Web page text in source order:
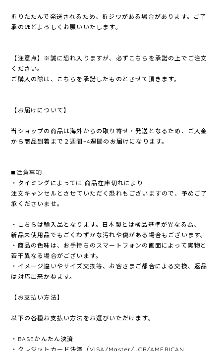
折りたたんで発送されるため、折ジワがある場合があります。ご了
承のほどよろしくお願いいたします。
【注意点】※誠に恐れ入りますが、必ずこちらを承諾の上でご注文
ください。
ご購入の際は、こちらを承諾したものとさせて頂きます。
【お届けについて】
当ショップの商品は海外からの取り寄せ・発送となるため、ご入金
から商品到着まで２週間~4週間のお届けになります。
◼️注意事項
・タイミングによっては 商品在庫切れにより
注文キャンセルとさせていただく恐れもございますので、予めご了
承くださいませ。
・こちらは輸入品となります。日本製とは検品基準が異なる為、
新品未使用品でもごくわずかな汚れや傷がある場合もございます。
・商品の色味は、お手持ちのスマートフォンの画面によって実物と
若干異なる場合がございます。
・イメージ違いやサイズ交換等、お客さまご都合による交換、返品
は対応出来かねます。
【お支払い方法】
以下の各種お支払い方法をお選びいただけます。
・BASEかんたん決済
・クレジットカード決済（VISA/Master/JCB/AMERICAN